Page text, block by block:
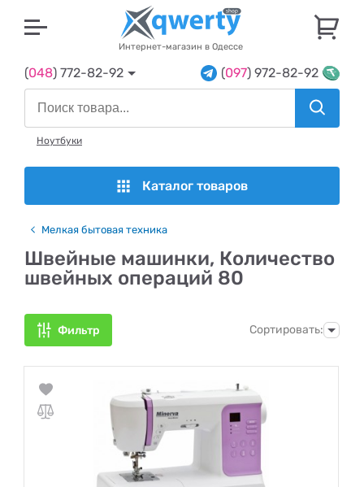
Интернет-магазин в Одессе
(048) 772-82-92 (097) 972-82-92
Ноутбуки
Каталог товаров
Мелкая бытовая техника
Швейные машинки, Количество
швейных операций 80
Фильтр Сортировать: